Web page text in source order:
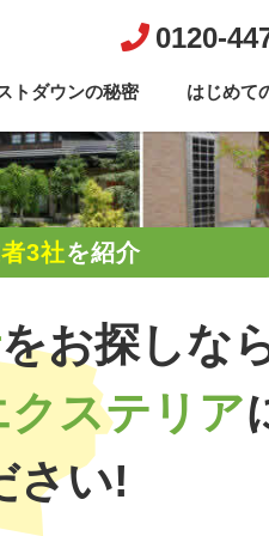
0120-
トダウンの秘密 はじめて
3社を紹介
をお探しな
ステリア
さい!